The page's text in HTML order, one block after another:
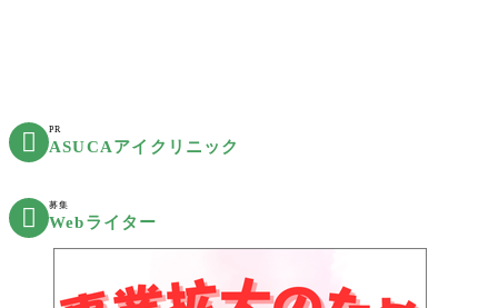
 PR
ASUCAアイクリニック
 募集
Webライター